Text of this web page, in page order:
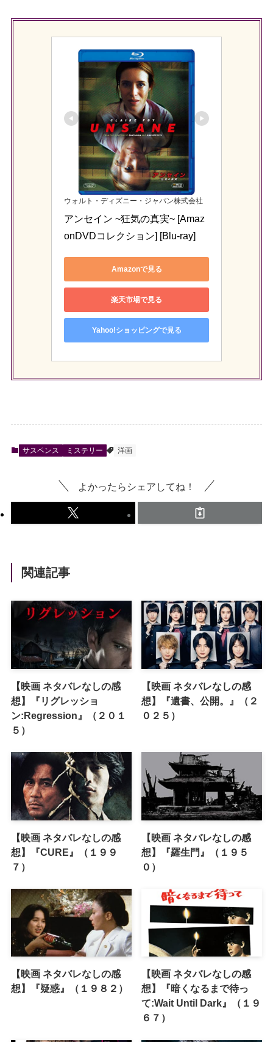
ウォルト・ディズニー・ジャパン株式会社
アンセイン ~狂気の真実~ [Amaz
onDVDコレクション] [Blu-ray]
Amazonで見る
楽天市場で見る
Yahoo!ショッピングで見る
サスペンス ミステリー 洋画
よかったらシェアしてね！
関連記事
【映画 ネタバレなしの感
想】『リグレッショ
ン:Regression』（２０１
５）
【映画 ネタバレなしの感
想】『遺書、公開。』（２
０２５）
【映画 ネタバレなしの感
想】『CURE』（１９９
７）
【映画 ネタバレなしの感
想】『羅生門』（１９５
０）
【映画 ネタバレなしの感
想】『疑惑』（１９８２）
【映画 ネタバレなしの感
想】『暗くなるまで待っ
て:Wait Until Dark』（１９
６７）